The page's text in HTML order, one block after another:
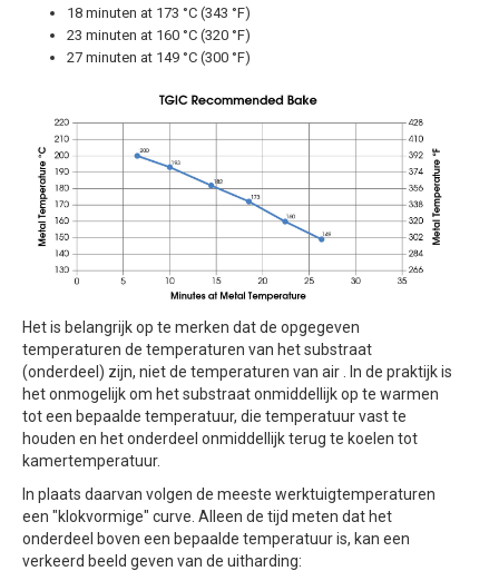
18 minuten at 173 °C (343 °F)
23 minuten at 160 °C (320 °F)
27 minuten at 149 °C (300 °F)
Het is belangrijk op te merken dat de opgegeven
temperaturen de temperaturen van het substraat
(onderdeel) zijn, niet de temperaturen van air . In de praktijk is
het onmogelijk om het substraat onmiddellijk op te warmen
tot een bepaalde temperatuur, die temperatuur vast te
houden en het onderdeel onmiddellijk terug te koelen tot
kamertemperatuur.
In plaats daarvan volgen de meeste werktuigtemperaturen
een "klokvormige" curve. Alleen de tijd meten dat het
onderdeel boven een bepaalde temperatuur is, kan een
verkeerd beeld geven van de uitharding: